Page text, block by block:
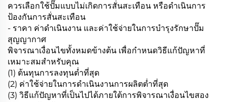
ควรเลือกใช้ปั๊มแบบไม่เกิดการสั่นสะเทือน หรือดำเนินการ
ป้องกันการสั่นสะเทือน
- ราคา ค่าดำเนินงาน และค่าใช้จ่ายในการบำรุงรักษาปั๊ม
สุญญากาศ
พิจารณาเงื่อนไขทั้งหมดข้างต้น เพื่อกำหนดวิธีแก้ปัญหาที่
เหมาะสมสำหรับคุณ
(1) ต้นทุนการลงทุนต่ำที่สุด
(2) ค่าใช้จ่ายในการดำเนินงานการผลิตต่ำที่สุด
(3) วิธีแก้ปัญหาที่เป็นไปได้ภายใต้การพิจารณาเงื่อนไขสอง